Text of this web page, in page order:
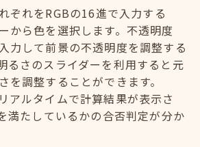
ぞれをRGBの16進で入力する
から色を選択します。不透明度
力して前景の不透明度を調整する
るさのスライダーを利用すると元
を調整することができます。
アルタイムで計算結果が表示さ
満たしているかの合否判定が分か